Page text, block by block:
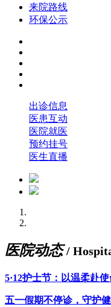
来院路线
环保公示
出诊信息
医患互动
医院就医
预约挂号
医生直播
医院动态 /
5·12护士节：以温柔赴
五一假期不停诊，守护